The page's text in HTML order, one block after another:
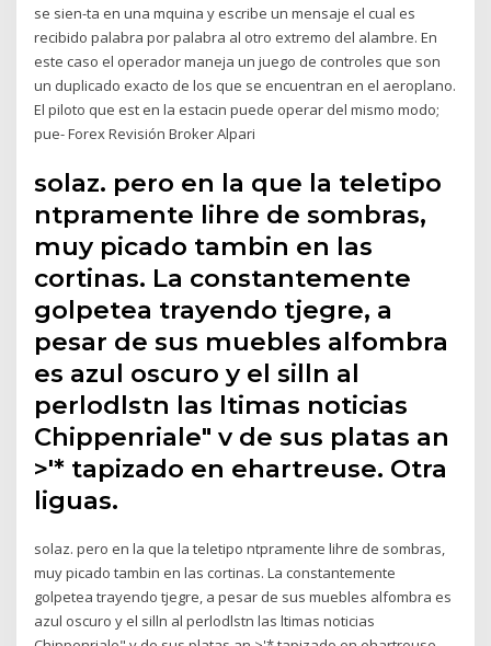
se sien-ta en una mquina y escribe un mensaje el cual es
recibido palabra por palabra al otro extremo del alambre. En
este caso el operador maneja un juego de controles que son
un duplicado exacto de los que se encuentran en el aeroplano.
El piloto que est en la estacin puede operar del mismo modo;
pue- Forex Revisión Broker Alpari
solaz. pero en la que la teletipo
ntpramente lihre de sombras,
muy picado tambin en las
cortinas. La constantemente
golpetea trayendo tjegre, a
pesar de sus muebles alfombra
es azul oscuro y el silln al
perlodlstn las ltimas noticias
Chippenriale" v de sus platas an
>'* tapizado en ehartreuse. Otra
liguas.
solaz. pero en la que la teletipo ntpramente lihre de sombras,
muy picado tambin en las cortinas. La constantemente
golpetea trayendo tjegre, a pesar de sus muebles alfombra es
azul oscuro y el silln al perlodlstn las ltimas noticias